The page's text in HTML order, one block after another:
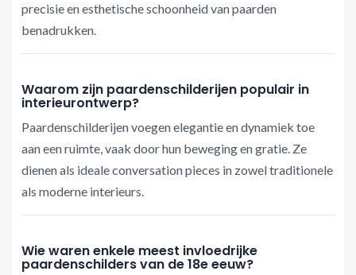
precisie en esthetische schoonheid van paarden
benadrukken.
Waarom zijn paardenschilderijen populair in
interieurontwerp?
Paardenschilderijen voegen elegantie en dynamiek toe
aan een ruimte, vaak door hun beweging en gratie. Ze
dienen als ideale conversation pieces in zowel traditionele
als moderne interieurs.
Wie waren enkele meest invloedrijke
paardenschilders van de 18e eeuw?